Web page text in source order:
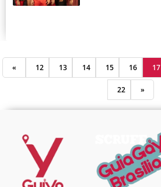
« 12 13 14 15 16 17
22 »